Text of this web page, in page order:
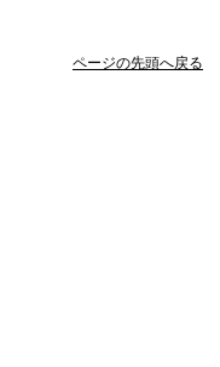
ページの先頭へ戻る